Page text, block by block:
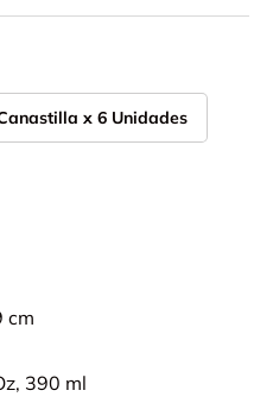
x 6 Unidades
cm
390 ml